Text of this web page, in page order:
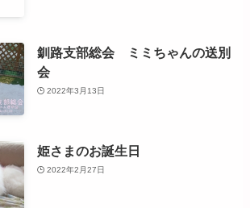
釧路支部総会 ミミちゃんの送別
会
2022年3月13日
姫さまのお誕生日
2022年2月27日